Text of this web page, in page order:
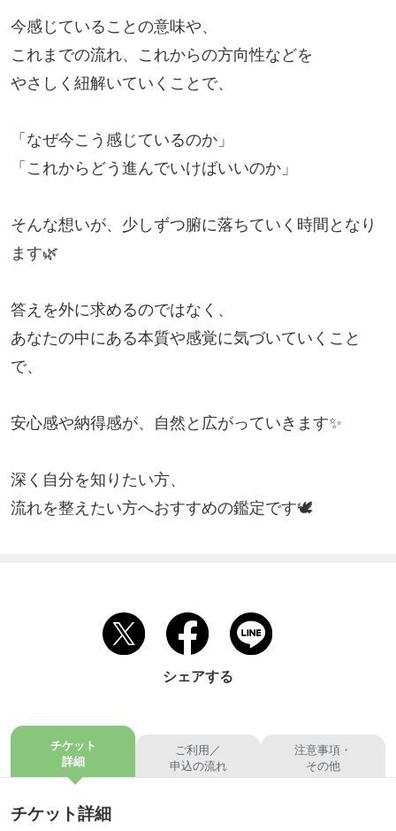
今感じていることの意味や、
これまでの流れ、これからの方向性などを
やさしく紐解いていくことで、
「なぜ今こう感じているのか」
「これからどう進んでいけばいいのか」
そんな想いが、少しずつ腑に落ちていく時間となり
ます🌿
答えを外に求めるのではなく、
あなたの中にある本質や感覚に気づいていくこと
で、
安心感や納得感が、自然と広がっていきます✨
深く自分を知りたい方、
流れを整えたい方へおすすめの鑑定です🕊️
シェアする
チケット
詳細
ご利用／
申込の流れ
注意事項・
その他
チケット詳細